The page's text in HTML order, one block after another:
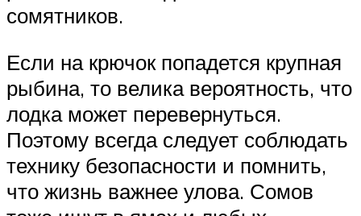
сомятников.
Если на крючок попадется крупная
рыбина, то велика вероятность, что
лодка может перевернуться.
Поэтому всегда следует соблюдать
технику безопасности и помнить,
что жизнь важнее улова. Сомов